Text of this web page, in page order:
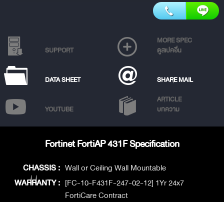
SUPPORT
MORE SPEC
ดูสเปคอื่น
DATA SHEET SHARE MAIL
YOUTUBE
ARTICLE
บทความ
Fortinet FortiAP 431F Specification
CHASSIS : Wall or Ceiling Wall Mountable
WARRANTY : [FC-10-F431F-247-02-12] 1Yr 24x7
FortiCare Contract